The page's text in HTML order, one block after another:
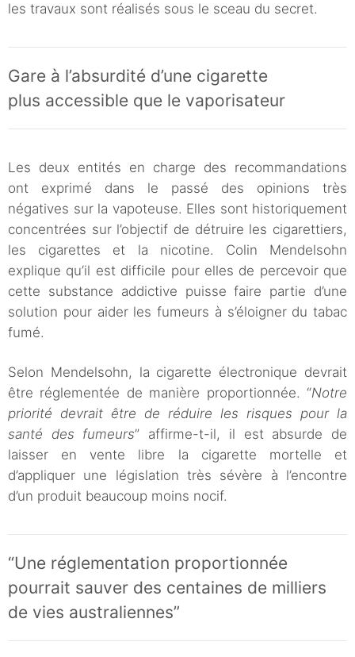
les travaux sont réalisés sous le sceau du secret.
Gare à l’absurdité d’une cigarette
plus accessible que le vaporisateur
Les deux entités en charge des recommandations
ont exprimé dans le passé des opinions très
négatives sur la vapoteuse. Elles sont historiquement
concentrées sur l’objectif de détruire les cigarettiers,
les cigarettes et la nicotine. Colin Mendelsohn
explique qu’il est difficile pour elles de percevoir que
cette substance addictive puisse faire partie d’une
solution pour aider les fumeurs à s’éloigner du tabac
fumé.
Selon Mendelsohn, la cigarette électronique devrait
être réglementée de manière proportionnée. “Notre
priorité devrait être de réduire les risques pour la
santé des fumeurs” affirme-t-il, il est absurde de
laisser en vente libre la cigarette mortelle et
d’appliquer une législation très sévère à l’encontre
d’un produit beaucoup moins nocif.
“Une réglementation proportionnée
pourrait sauver des centaines de milliers
de vies australiennes”